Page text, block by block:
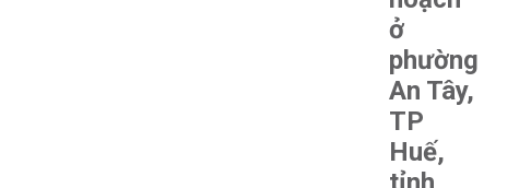
ở
phường
An Tây,
TP
Huế,